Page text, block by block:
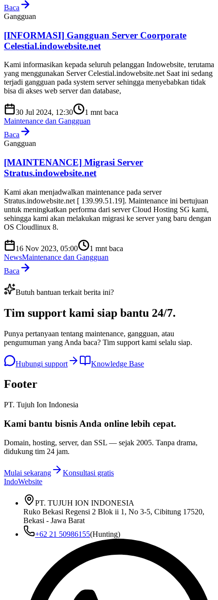
Baca
Gangguan
[INFORMASI] Gangguan Server Coorporate
Celestial.indowebsite.net
Kami informasikan kepada seluruh pelanggan Indowebsite, terutama
yang menggunakan Server Celestial.indowebsite.net Saat ini sedang
terjadi gangguan pada system server sehingga menyebabkan tidak
bisa di akses web server dan database,
30 Jul 2024, 12:30 1 mnt baca
Maintenance dan Gangguan
Baca
Gangguan
[MAINTENANCE] Migrasi Server
Stratus.indowebsite.net
Kami akan menjadwalkan maintenance pada server
Stratus.indowebsite.net [ 139.99.51.19]. Maintenance ini bertujuan
untuk meningkatkan performa dari server Cloud Hosting SG kami,
sehingga kami akan melakukan migrasi ke server yang baru dengan
OS Cloudlinux 8.
16 Nov 2023, 05:00 1 mnt baca
NewsMaintenance dan Gangguan
Baca
Butuh bantuan terkait berita ini?
Tim support kami siap bantu 24/7.
Punya pertanyaan tentang maintenance, gangguan, atau
pengumuman yang Anda baca? Tim support kami selalu siap.
Hubungi support Knowledge Base
Footer
PT. Tujuh Ion Indonesia
Kami bantu bisnis Anda online lebih cepat.
Domain, hosting, server, dan SSL — sejak 2005. Tanpa drama,
didukung tim 24 jam.
Mulai sekarang
Konsultasi gratis
IndoWebsite
PT. TUJUH ION INDONESIA
Ruko Bekasi Regensi 2 Blok ii 1, No 3-5, Cibitung 17520,
Bekasi - Jawa Barat
+62 21 50986155(Hunting)